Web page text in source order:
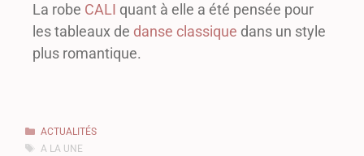
La robe CALI quant à elle a été pensée pour
les tableaux de danse classique dans un style
plus romantique.
ACTUALITÉS
A LA UNE